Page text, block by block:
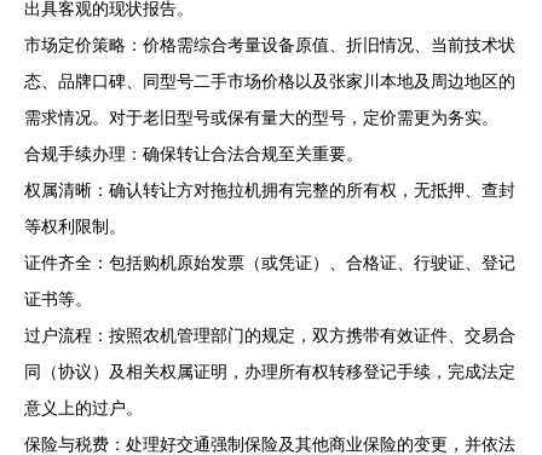
出具客观的现状报告。
市场定价策略：价格需综合考量设备原值、折旧情况、当前技术状
态、品牌口碑、同型号二手市场价格以及张家川本地及周边地区的
需求情况。对于老旧型号或保有量大的型号，定价需更为务实。
合规手续办理：确保转让合法合规至关重要。
权属清晰：确认转让方对拖拉机拥有完整的所有权，无抵押、查封
等权利限制。
证件齐全：包括购机原始发票（或凭证）、合格证、行驶证、登记
证书等。
过户流程：按照农机管理部门的规定，双方携带有效证件、交易合
同（协议）及相关权属证明，办理所有权转移登记手续，完成法定
意义上的过户。
保险与税费：处理好交通强制保险及其他商业保险的变更，并依法